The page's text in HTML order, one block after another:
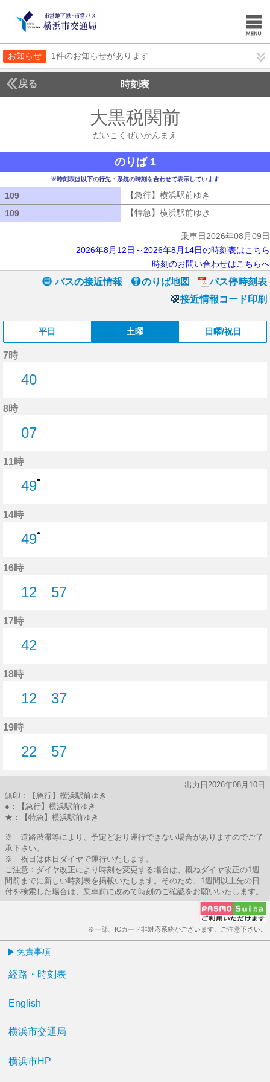
お知らせ 1件のお知らせがあります
戻る 時刻表
大黒税関前
だいこくぜいかんまえ
のりば 1
※時刻表は以下の行先・系統の時刻を合わせて表示しています
109 【急行】横浜駅前ゆき
109
【特急】横浜駅前ゆき
乗車日2026年08月09日
2026年8月12日～2026年8月14日の時刻表はこちら
時刻のお問い合わせはこちらへ
バスの接近情報 のりば地図
バス停時刻表
接近情報コード印刷
平日 土曜 日曜/祝日
7時
40
8時
07
11時
49●
14時
49●
16時
12
57
17時
42
18時
12
37
19時
22
57
出力日2026年08月10日
無印：【急行】横浜駅前ゆき
●：【急行】横浜駅前ゆき
★：【特急】横浜駅前ゆき
※ 道路渋滞等により、予定どおり運行できない場合がありますのでご了
承下さい。
※ 祝日は休日ダイヤで運行いたします。
ご注意：ダイヤ改正により時刻を変更する場合は、概ねダイヤ改正の1週
間前までに新しい時刻表を掲載いたします。そのため、1週間以上先の日
付を検索した場合は、乗車前に改めて時刻のご確認をお願いいたします。
※一部、ICカード非対応系統がございます。ご注意下さい。
免責事項
経路・時刻表
English
横浜市交通局
横浜市HP